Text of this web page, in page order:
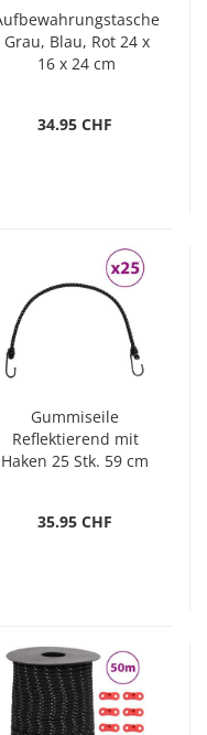
Grau, Blau, Rot 24 x
16 x 24 cm
34.95 CHF
Gummiseile
Reflektierend mit
Haken 25 Stk. 59 cm
35.95 CHF